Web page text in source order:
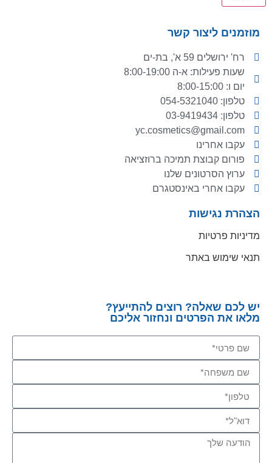
מוזמנים ליצור קשר
רח' ירושלים 59 א', בת-ים
שעות פעילות: א-ה 8:00-19:00
יום ו: 8:00-15:00
טלפון: 054-5321040
טלפון: 03-9419434
yc.cosmetics@gmail.com
עקבו אחרינו
פורום קבוצת תמיכה ברוזציאה
ערוץ הסרטונים שלנו
עקבו אחרי באינסטגרם
הצהרת נגישות
מדיניות פרטיות
תנאי שימוש באתר
יש לכם שאלה? רוצים להתייעץ?
מלאו את הפרטים ונחזור אליכם